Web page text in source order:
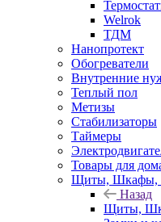
Welrok
ТДМ
Нанопротект
Обогреватели
Внутренние
Теплый пол
Метизы
Стабилизаторы
Таймеры
Товары для
Щиты, Шкафы,
Назад
Щиты,